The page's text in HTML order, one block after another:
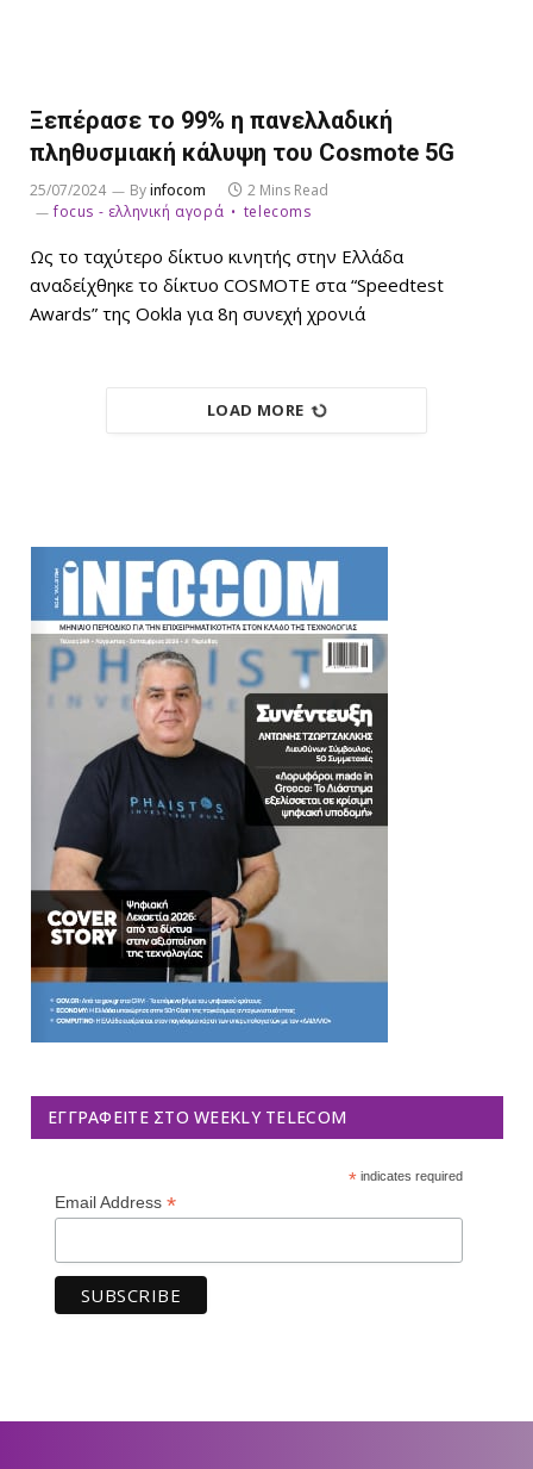
Ξεπέρασε το 99% η πανελλαδική
πληθυσμιακή κάλυψη του Cosmote 5G
25/07/2024 Byinfocom
2 Mins Read
focus - ελληνική αγορά
telecoms
Ως το ταχύτερο δίκτυο κινητής στην Ελλάδα
αναδείχθηκε το δίκτυο COSMOTE στα “Speedtest
Awards” της Ookla για 8η συνεχή χρονιά
LOAD MORE
ΕΓΓΡΑΦΕΊΤΕ ΣΤΟ WEEKLY TELECOM
*indicates required
Email Address *